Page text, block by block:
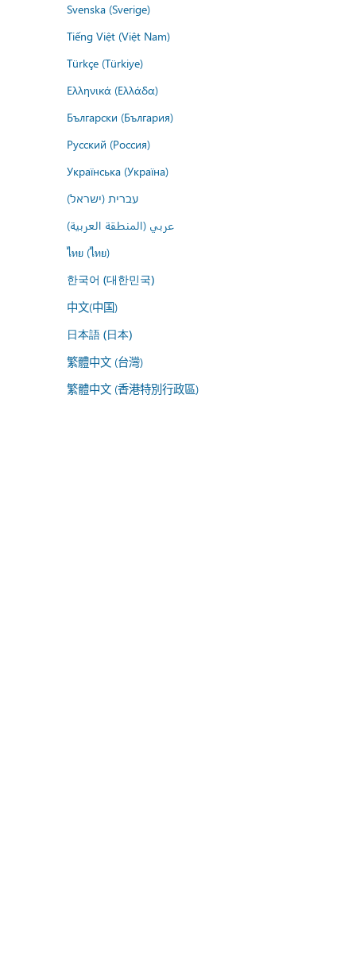
Svenska (Sverige)
Tiếng Việt (Việt Nam)
Türkçe (Türkiye)
Ελληνικά (Ελλάδα)
Български (България)
Русский (Россия)
Українська (Україна)
עברית (ישראל)
عربي (المنطقة العربية)
ไทย (ไทย)
한국어 (대한민국)
中文(中国)
日本語 (日本)
繁體中文 (台灣)
繁體中文 (香港特別行政區)